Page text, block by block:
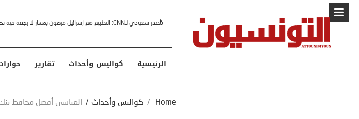
البابا: “لا أخشى ترامب” .. ردا على انتقادات وجهها له الرئيس الأمريكي
الرئيسية كواليس وأحداث تقارير
Home
/ كواليس وأحداث / العباسي أفضل محافظ